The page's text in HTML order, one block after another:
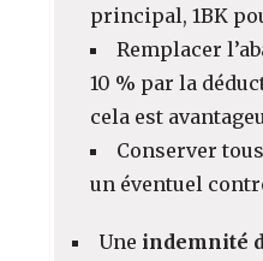
principal, 1BK
Remplacer
10 % par la
cela est
Conserver
un éventuel
Une indemnité